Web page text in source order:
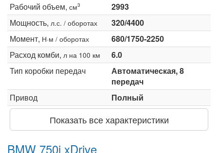
Рабочий объем, см3
2993
Мощность, л.с. / оборотах
320/4400
Момент, Н·м / оборотах
680/1750-2250
Расход комби, л на 100 км
6.0
Тип коробки передач
Автоматическая, 8
передач
Привод
Полный
Показать все характеристики
BMW 750i xDrive